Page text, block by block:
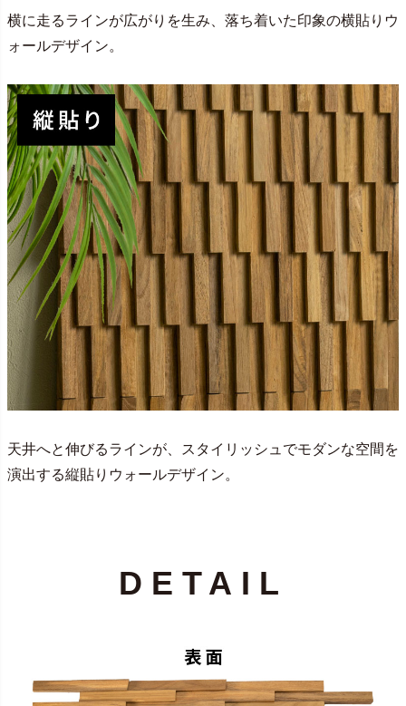
横に走るラインが広がりを生み、落ち着いた印象の横貼りウ
ォールデザイン。
天井へと伸びるラインが、スタイリッシュでモダンな空間を
演出する縦貼りウォールデザイン。
DETAIL